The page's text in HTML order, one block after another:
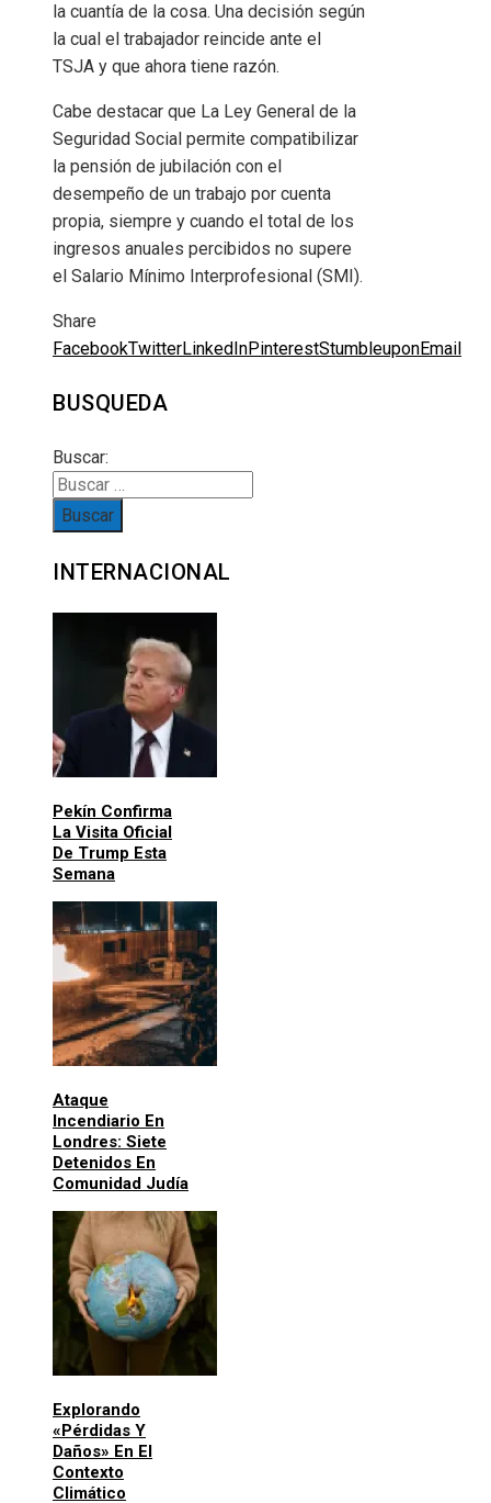
la cuantía de la cosa. Una decisión según
la cual el trabajador reincide ante el
TSJA y que ahora tiene razón.
Cabe destacar que La Ley General de la
Seguridad Social permite compatibilizar
la pensión de jubilación con el
desempeño de un trabajo por cuenta
propia, siempre y cuando el total de los
ingresos anuales percibidos no supere
el Salario Mínimo Interprofesional (SMI).
Share
FacebookTwitterLinkedInPinterestStumbleuponEmail
BUSQUEDA
Buscar:
INTERNACIONAL
Pekín Confirma
La Visita Oficial
De Trump Esta
Semana
Ataque
Incendiario En
Londres: Siete
Detenidos En
Comunidad Judía
Explorando
«pérdidas Y
Daños» En El
Contexto
Climático